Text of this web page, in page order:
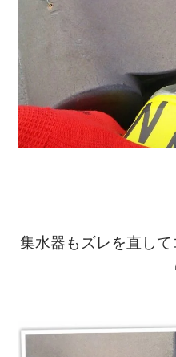
集水器もズレを直し